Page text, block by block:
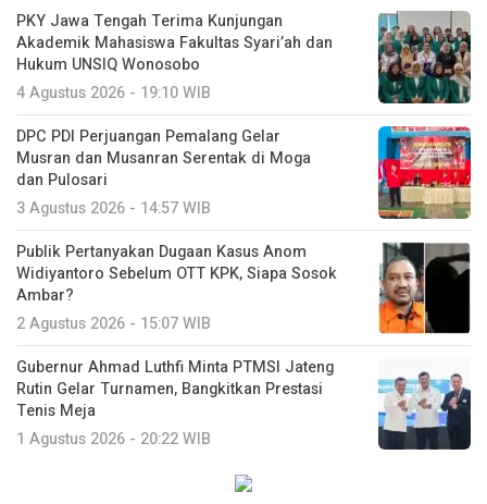
PKY Jawa Tengah Terima Kunjungan
Akademik Mahasiswa Fakultas Syari’ah dan
Hukum UNSIQ Wonosobo
4 Agustus 2026 - 19:10 WIB
DPC PDI Perjuangan Pemalang Gelar
Musran dan Musanran Serentak di Moga
dan Pulosari
3 Agustus 2026 - 14:57 WIB
Publik Pertanyakan Dugaan Kasus Anom
Widiyantoro Sebelum OTT KPK, Siapa Sosok
Ambar?
2 Agustus 2026 - 15:07 WIB
Gubernur Ahmad Luthfi Minta PTMSI Jateng
Rutin Gelar Turnamen, Bangkitkan Prestasi
Tenis Meja
1 Agustus 2026 - 20:22 WIB